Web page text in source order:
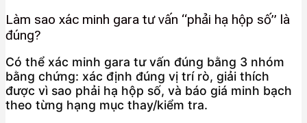
Làm sao xác minh gara tư vấn “phải hạ hộp số” là
đúng?
Có thể xác minh gara tư vấn đúng bằng 3 nhóm
bằng chứng: xác định đúng vị trí rò, giải thích
được vì sao phải hạ hộp số, và báo giá minh bạch
theo từng hạng mục thay/kiểm tra.